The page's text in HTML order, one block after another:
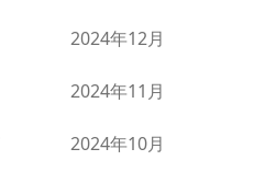
2024年12月
2024年11月
2024年10月